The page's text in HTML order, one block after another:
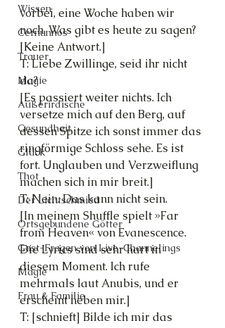
Wissen
Cernunnos
Trauer
Magie
Außerirdische
Gesundheit
Glück
Thot
Der Lichtschmied
Ortsgebundene Götter
Gast-Fragen von Live-Channelings
Magie
Frau & Familie
vorbei, eine Woche haben wir
noch. Was gibt es heute zu sagen?
[Keine Antwort.]
T: Liebe Zwillinge, seid ihr nicht
da?
[Es passiert weiter nichts. Ich
versetze mich auf den Berg, auf
dessen Spitze ich sonst immer das
ringförmige Schloss sehe. Es ist
fort. Unglauben und Verzweiflung
machen sich in mir breit.]
T: Nein. Das kann nicht sein.
[In meinem Shuffle spielt »Far
from Heaven« von Evanescence.
Die Lyrics sind sehr hart in
diesem Moment. Ich rufe
mehrmals laut Anubis, und er
erscheint neben mir.]
T: [schnieft] Bilde ich mir das